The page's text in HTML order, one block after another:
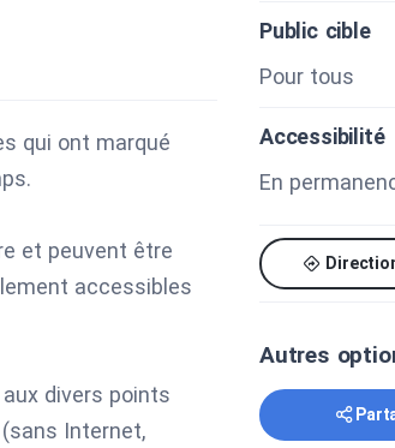
qui ont marqué
et peuvent être
accessibles
divers points
Internet,
Public cible
Pour tous
Accessibilité
En
Autres